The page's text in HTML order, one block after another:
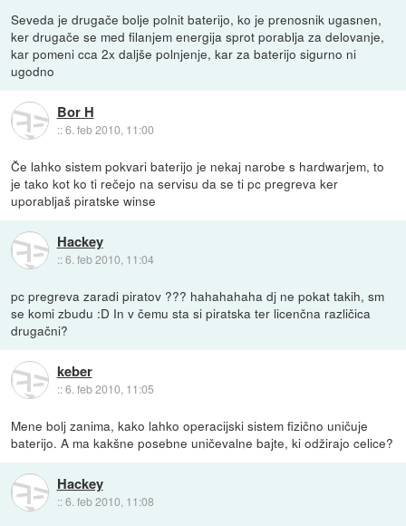
Seveda je drugače bolje polnit baterijo, ko je prenosnik ugasnen,
ker drugače se med filanjem energija sprot porablja za delovanje,
kar pomeni cca 2x daljše polnjenje, kar za baterijo sigurno ni
ugodno
Bor H
::6. feb 2010, 11:00
Če lahko sistem pokvari baterijo je nekaj narobe s hardwarjem, to
je tako kot ko ti rečejo na servisu da se ti pc pregreva ker
uporabljaš piratske winse
Hackey
::6. feb 2010, 11:04
pc pregreva zaradi piratov ??? hahahahaha dj ne pokat takih, sm
se komi zbudu :D In v čemu sta si piratska ter licenčna različica
drugačni?
keber
::6. feb 2010, 11:05
Mene bolj zanima, kako lahko operacijski sistem fizično uničuje
baterijo. A ma kakšne posebne uničevalne bajte, ki odžirajo celice?
Hackey
::6. feb 2010, 11:08